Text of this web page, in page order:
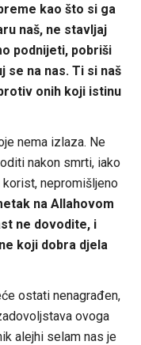
kao što si ga
naš, ne stavljaj
podnijeti, pobriši
se na nas. Ti si naš
onih koji istinu
nema izlaza. Ne
nakon smrti, iako
nepromišljeno
na Allahovom
ne dovodite, i
koji dobra djela
ostati nenagrađen,
ovoga
alejhi selam nas je